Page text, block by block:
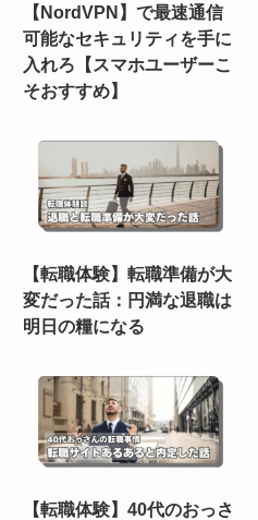
【NordVPN】で最速通信
可能なセキュリティを手に
入れろ【スマホユーザーこ
そおすすめ】
【転職体験】転職準備が大
変だった話：円満な退職は
明日の糧になる
【転職体験】40代のおっさ